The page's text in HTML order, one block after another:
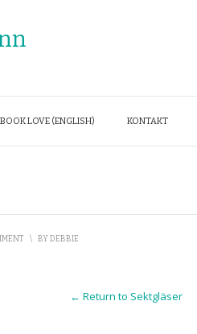
BOOK LOVE (ENGLISH) KONTAKT
\ BYDEBBIE
← Return to Sektgläser